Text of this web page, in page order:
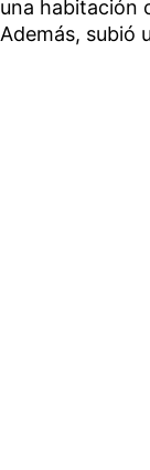
una habitación
Además, subió